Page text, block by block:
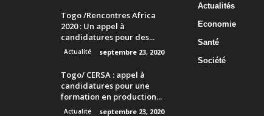
Togo /Rencontres Africa
2020 : Un appel à
candidatures pour des...
Actualité septembre 23, 2020
Togo/ CERSA : appel à
candidatures pour une
formation en production...
Actualité septembre 23, 2020
Actualités
Economie
Santé
Société